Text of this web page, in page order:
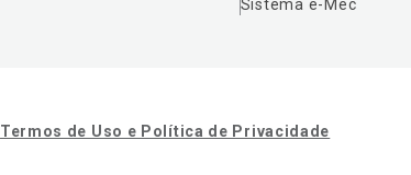
Sistema e-Mec
Termos de Uso e Política de Privacidade